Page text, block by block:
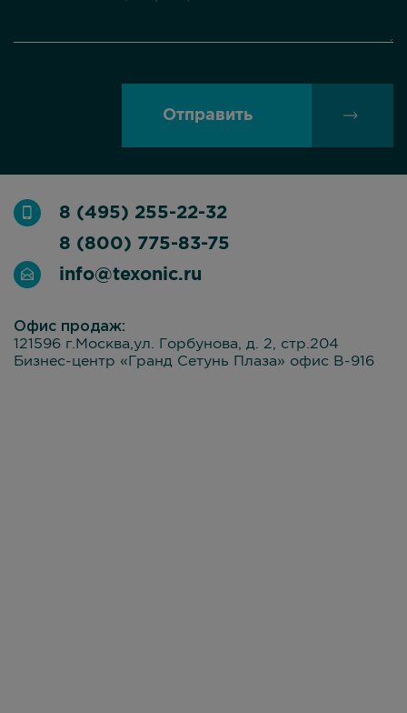
Отправить
8 (495) 255-22-32
8 (800) 775-83-75
info@texonic.ru
Офис продаж:
121596 г.Москва,ул. Горбунова, д. 2, стр.204
Бизнес-центр «Гранд Сетунь Плаза» офис В-916